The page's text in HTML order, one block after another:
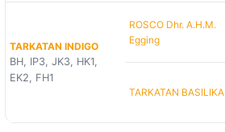
TARKATAN INDIGO
BH, IP3, JK3, HK1,
EK2, FH1
ROSCO Dhr. A.H.M.
Egging
TARKATAN BASILIKA